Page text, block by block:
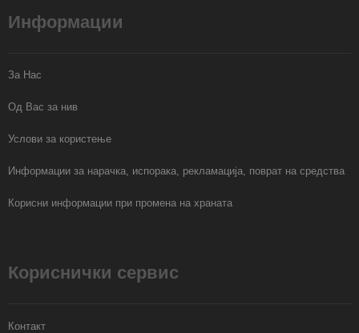
Информации
За Нас
Од Вас за нив
Услови за користење
Информации за нарачка, испорака, рекламација, поврат на средства
Корисни информации при промена на храната
Кориснички сервис
Контакт